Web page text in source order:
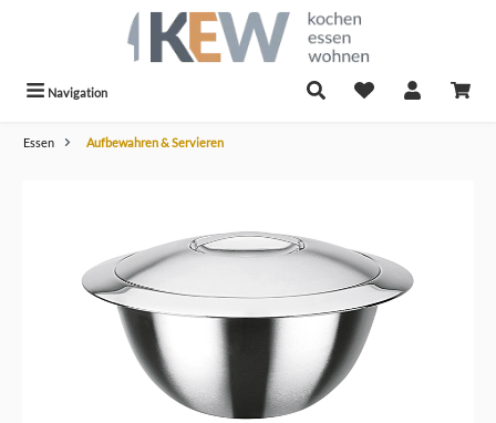
Navigation
Essen Aufbewahren & Servieren